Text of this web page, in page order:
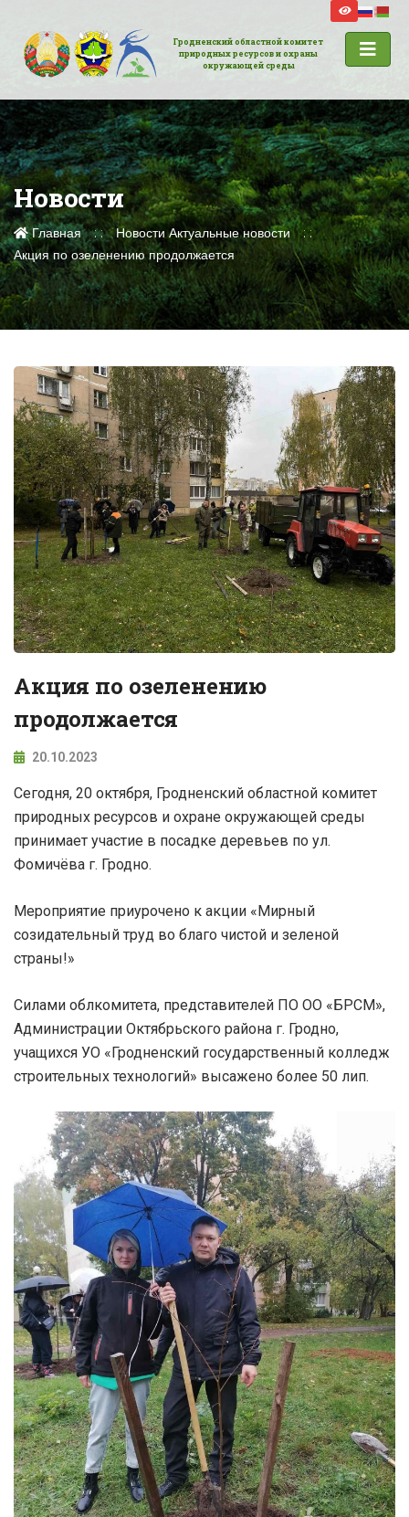
Гродненский областной комитет
природных ресурсов и охраны
окружающей среды
Новости
Главная Новости Актуальные новости
Акция по озеленению продолжается
Акция по озеленению
продолжается
20.10.2023
Сегодня, 20 октября, Гродненский областной комитет
природных ресурсов и охране окружающей среды
принимает участие в посадке деревьев по ул.
Фомичёва г. Гродно.
Мероприятие приурочено к акции «Мирный
созидательный труд во благо чистой и зеленой
страны!»
Силами облкомитета, представителей ПО ОО «БРСМ»,
Администрации Октябрьского района г. Гродно,
учащихся УО «Гродненский государственный колледж
строительных технологий» высажено более 50 лип.